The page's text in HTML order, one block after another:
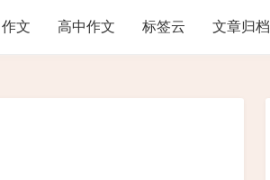
文 高中作文 标签云 文章归档